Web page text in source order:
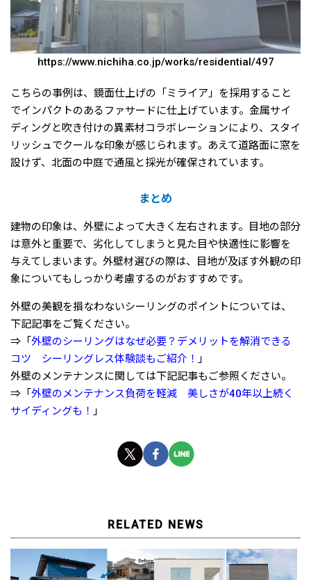
https://www.nichiha.co.jp/works/residential/497
こちらの事例は、鏡面仕上げの「ミライア」を採用すること
でインパクトのあるファサードに仕上げています。金属サイ
ディングと吹き付けの異素材コラボレーションにより、スタイ
リッシュでクールな印象が感じられます。あえて道路面に窓を
設けず、北面の中庭で通風と採光が確保されています。
まとめ
建物の印象は、外壁によって大きく左右されます。目地の部分
は意外と重要で、劣化してしまうと見た目や快適性に影響を
与えてしまいます。外壁材選びの際は、目地が及ぼす外観の印
象についてもしっかり考慮するのがおすすめです。
外壁の美観を損なわないシーリングのポイントについては、
下記記事をご覧ください。
⇒「 外壁のシーリングはなぜ必要？デメリットを解消できる
コツ シーリングレス体験談もご紹介！ 」
外壁のメンテナンスに関しては下記記事もご参照ください。
⇒「 外壁のメンテナンス負荷を軽減 美しさが40年以上続く
サイディングも！ 」
RELATED NEWS